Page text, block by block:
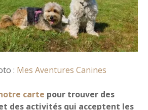
: Mes Aventures Canines
carte pour trouver des
des activités qui acceptent les